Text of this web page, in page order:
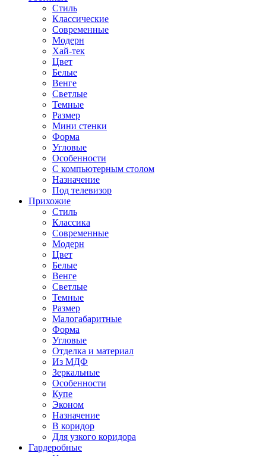
Стиль
Классические
Современные
Модерн
Хай-тек
Цвет
Белые
Венге
Светлые
Темные
Размер
Мини стенки
Форма
Угловые
Особенности
С компьютерным столом
Назначение
Под телевизор
Прихожие
Стиль
Классика
Современные
Модерн
Цвет
Белые
Венге
Светлые
Темные
Размер
Малогабаритные
Форма
Угловые
Отделка и материал
Из МДФ
Зеркальные
Особенности
Купе
Эконом
Назначение
В коридор
Для узкого коридора
Гардеробные